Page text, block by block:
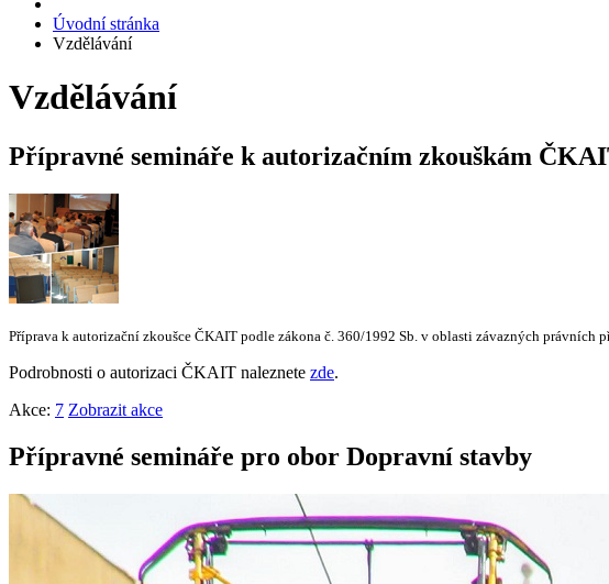
Úvodní stránka
Vzdělávání
Vzdělávání
Přípravné semináře k autorizačním zkouškám
Příprava k autorizační zkoušce ČKAIT podle zákona č. 360/1992 Sb. v oblasti závazných právních
Podrobnosti o autorizaci ČKAIT naleznete zde.
Akce: 7 Zobrazit akce
Přípravné semináře pro obor Dopravní stavby